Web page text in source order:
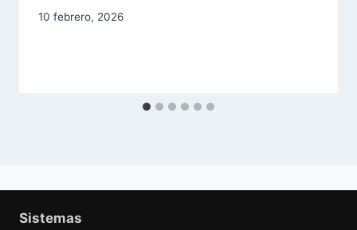
10 febrero, 2026
Sistemas